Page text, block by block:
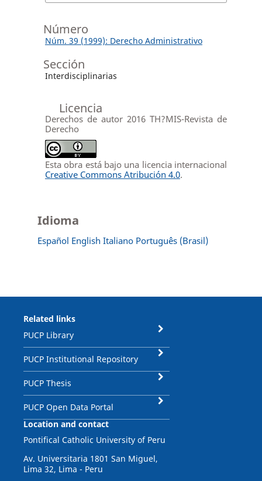
Número
Núm. 39 (1999): Derecho Administrativo
Sección
Interdisciplinarias
Licencia
Derechos de autor 2016 TH?MIS-Revista de
Derecho
Esta obra está bajo una licencia internacional
Creative Commons Atribución 4.0.
Idioma
Español English Italiano Português (Brasil)
Related links
PUCP Library
PUCP Institutional Repository
PUCP Thesis
PUCP Open Data Portal
Location and contact
Pontifical Catholic University of Peru
Av. Universitaria 1801 San Miguel,
Lima 32, Lima - Peru